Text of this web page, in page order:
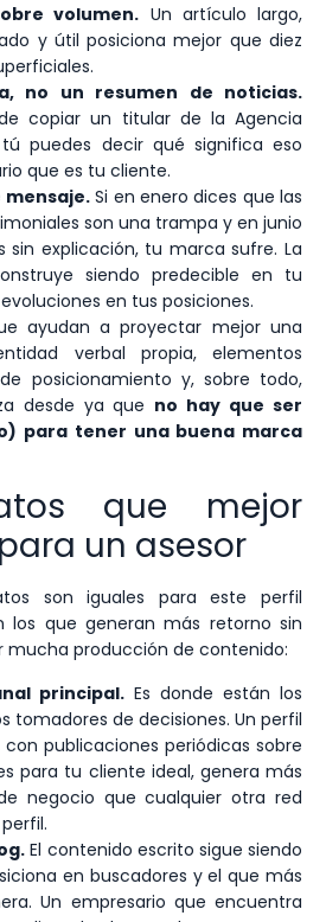
volumen. Un artículo largo,
y útil posiciona mejor que diez
no un resumen de noticias.
copiar un titular de la Agencia
tú puedes decir qué significa eso
que es tu cliente.
mensaje.Si en enero dices que las
son una trampa y en junio
sin explicación, tu marca sufre. La
siendo predecible en tu
en tus posiciones.
ayudan a proyectar mejor una
verbal propia, elementos
posicionamiento y, sobre todo,
desde ya que no hay que ser
para tener una buena marca
que mejor
un asesor
son iguales para este perfil
los que generan más retorno sin
mucha producción de contenido:
principal. Es donde están los
tomadores de decisiones. Un perfil
publicaciones periódicas sobre
para tu cliente ideal, genera más
negocio que cualquier otra red
El contenido escrito sigue siendo
en buscadores y el que más
Un empresario que encuentra